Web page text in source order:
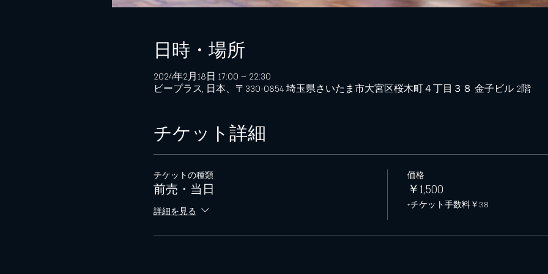
日時・場所
2024年2月18日 17:00 – 22:30
ビープラス, 日本、〒330-0854 埼玉県さいたま市大宮区桜木町４丁目３８ 金子ビル 2階
チケット詳細
チケットの種類
前売・当日
詳細を見る
価格
￥1,500
+チケット手数料￥38